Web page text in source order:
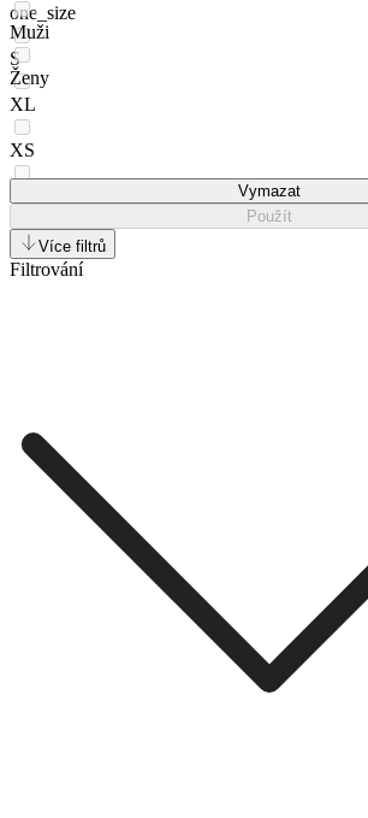
one_size
S
XL
XS
XXL
Muži
Ženy
Vymazat
Použít
Více filtrů
Filtrování